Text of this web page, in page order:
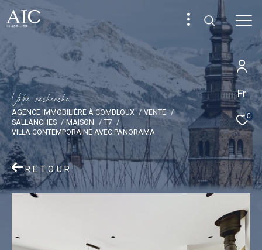
Fr
0
Votre recherche
AGENCE IMMOBILIÈRE À COMBLOUX
VENTE
SALLANCHES
MAISON
T7
VILLA CONTEMPORAINE AVEC PANORAMA
RETOUR